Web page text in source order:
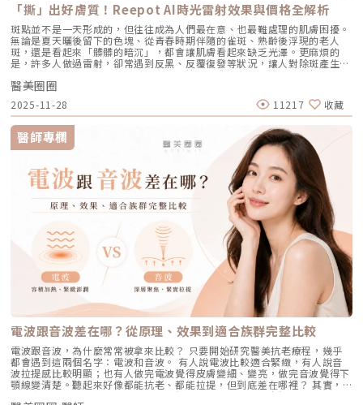
低，並獲得歐盟CE安全認證。Profhilo璞菲洛是突破傳統玻尿酸觀念的療
程，不以填充為主，而是提升肌膚自癒力與膚質的「逆時針保養」新選擇。
如果你渴望不影響生活的微創保養，並希望從根本改善膚質，Profhilo 絕
對值得你列入考量。在選擇療程前，務必諮詢專業醫師，評估自身膚況與適
合方案，才能真正達到年輕又自然的理想狀態。選擇合法診所、專業醫師與
原廠產品，是安全變美的不二法門。★溫馨提醒★小編要提醒大家，醫療並
非單純的商業交易，所有的療程都伴隨著風險。因此，作為消費者應該謹慎
選擇合適的醫療方案，以確保安全與健康。
進毛囊正常角化，並大幅減少發炎反應與痤瘡桿菌增生。核心強項：能夠一
次打擊痘痘的四大成因，對於嚴重型、結節囊腫型痘痘，或是對其他治療
（包含抗生素、外用藥膏）無效的頑固型痘痘，具有極高的治癒率與長效
性。需注意事項：伴隨較明顯的副作用，最常見包含嘴唇乾裂、皮膚乾燥脫
皮、眼睛乾澀等。此外，孕婦絕對禁用（具致畸胎性），療程期間需配合醫
師定期抽血監測肝功能與血脂，且通常需持續服用數個月至一年以上以達到
標準的累積劑量。CAPRI 藍雷射與 AviClear 戰痘雷射最主要的差異，在於
「雷射波長」與「對油脂的吸收破壞力」。簡單來說，藍雷射主打「控油加
殺菌」的雙效機制，適合用來對付輕中度的痘痘與毛孔粗大問題；而
1726nm 的戰痘雷射則是專為「阻斷皮脂腺」而生，能精準且深度地破壞
出油源頭，因此更適合用來拯救中重度發炎、滿臉油光，以及長年反覆發作
的頑固型痘痘肌。誰最適合打 AviClear 戰痘雷射？如果符合以下任一情
況，AviClear 將會是非常值得評估的投資： 口服藥物恐懼或不適應者：曾
經吃過口服 A 酸但無法忍受乾燥脫皮，或是抽血發現肝指數異常而被迫停藥
的人。 備孕中或哺乳中的女性：口服 A 酸有強烈的致畸胎性，停藥後仍需
避孕一段時間；而戰痘雷射純粹是物理性光電治療，對全身系統無影響（但
孕婦本身基於安全考量，雷射療程前仍須經醫師評估）。 滿臉油光、毛孔
粗大者：即使目前沒有嚴重的發炎痘痘，但深受「中東油田」困擾，希望從
根本減少出油量的人。 作息不正常、壓力型成人痘：針對因為熬夜、壓力
大導致賀爾蒙波動，進而反覆在下巴、兩頰爆發的成人痘，精準破壞皮脂腺
能有效阻斷復發。 深色肌膚患者：過去許多雷射（如脈衝光、某些淨膚雷
射）在深色肌膚上容易引發熱傷害或色素沉澱（反黑）。AviClear 的
1726nm 波長針對的是「油脂」而非「黑色素」，因此適用於 Fitzpatrick
膚色分類的 I 到 VI 型（包含極深色肌膚），安全性極高。AviClear 戰痘雷
射 常見 QA 總整理在決定進行療程前，大家心中難免還有一些疑問。我們
整理了討論度最高的幾個問題：Q1：打 AviClear 戰痘雷射會痛嗎？需要敷
麻藥嗎？A：疼痛度極低，多數患者甚至不需要敷麻藥！怕痛的人有福了！
AviClear 搭載了專利的「AviCool™ 藍寶石冷卻技術」，探頭在雷射擊發的
前、中、後都會持續為肌膚表面降溫。治療過程中，主要會感覺到探頭冰冰
涼涼的，伴隨輕微的溫熱感或是像被橡皮筋輕彈的感覺。相較於傳統雷射或
手工清粉刺的痛楚，整體舒適度大幅提升，輕鬆就能完成療程。Q2：我現
在正在吃口服 A 酸，可以打 AviClear 嗎？A：建議先與主治醫師討論。一
般來說，口服 A 酸會讓皮膚變得比較薄且脆弱。多數醫師會建議在停用口服
A 酸至少 1 到 3 個月後，讓皮膚屏障稍微恢復，再來進行雷射治療會比較
安全。Q3：如果我只有局部（例如下巴）長痘痘，可以只打局部嗎？A：通
壞皮脂膜時，蟎蟲就會大量異常繁殖。牠們會啃食皮脂、進出毛囊，蟲體的
排泄物與屍體會引發毛囊發炎，進而把毛孔撐大。如何從日常居家保養穩住
毛孔不失控？雖然保養品無法讓已經擴大的毛孔完全「縮回」，但正確的居
家保養，能幫助控制毛孔不再進一步擴張，並改善整體膚質的平滑度。1. 溫
和清潔，不過度刺激：選擇胺基酸系等溫和潔顏產品，一天清潔 1～2 次即
可。避免頻繁使用磨砂或強力去角質產品，以減少對皮膚屏障的刺激。2. 適
度使用酸類，幫助代謝角質：對於油脂分泌較旺或粉刺型毛孔，可在醫師或
專業建議下使用酸類保養品： 水楊酸（BHA）：脂溶性，能深入毛孔幫助
油脂代謝，常用於黑頭與粉刺調理。 果酸（AHA，如甘醇酸、乳酸）：主要
作用於表層角質更新，改善肌膚粗糙。 杏仁酸：屬於果酸的一種但兼具親
脂特性，屬較溫和的酸類選擇。3. 抗老成分 A醇（Retinol）：A醇是目前研
究較完整的抗老成分之一，可促進表皮更新，並間接支持膠原蛋白生成，對
於老化型毛孔與膚質粗糙有一定幫助。但 A醇具有刺激性，建議採取低濃
度、循序漸進方式建立耐受。4. 防曬是關鍵保護：紫外線是造成膠原蛋白流
失與肌膚老化的重要因素之一。長期日曬會加速毛孔鬆弛，因此無論晴雨都
應確實做好防曬（塗抹防曬乳或物理性遮蔽）。醫美療程如何精準對抗毛孔
粗大？如果你期待的是肉眼可見的改善幅度，相比起日常保養，專業的醫美
療程通常會是更直接且具效率的選擇之一。隨著醫美科技的不斷進步，針對
不同成因的毛孔問題都有相對應的解方！1. 溫和深層清潔：海菲秀
（HydraFacial）原理：屬於非侵入性的保養。利用專利的負壓水渦流技
術，溫和無痛地吸出毛孔深層的黑頭、白頭粉刺與多餘皮脂，同時導入高濃
度的保濕與抗氧化精華。適合誰：出油粉刺型毛孔、怕痛不敢打雷射、想作
為重要活動前的急救保養者。效果與特色：做完當下皮膚立刻感受到「會呼
吸」的潔淨感，毛孔因為髒污被清空並喝飽水，視覺上會立刻變得細緻，且
無恢復期。2. 光電雷射：皮秒雷射（搭配特殊透鏡）原理：皮秒雷射
（Pico Laser）是目前詢問度最高的縮毛孔療程。核心在於加上了「蜂巢透
鏡」或「聚焦透鏡」。這能在不破壞表皮的情況下，將雷射光束匯聚，在真
皮層產生「空泡效應（LIOB）」。這就像是在皮膚深層進行微小的破壞，
藉此喚醒肌膚的自癒機制，大量刺激膠原蛋白與彈力纖維新生，進而把毛孔
周圍的凹陷給「撐」起來。適合誰：輕中度的老化型毛孔、輕微淺層痘疤、
想同時改善膚色不均與暗沉的人。效果與特色：熱傷害小，術後通常只會紅
腫1~3天，幾乎不影響日常生活。是目前 CP 值極高的定期保養型雷射。3.
重度凹洞救星：UP雷射原理：如果是屬於嚴重的「疤痕/凹洞型毛孔」，皮
秒雷射可能不夠力，這時候就需要汽化型雷射上場。例如 UP雷射
（UltraPulse），它能將能量精準且極深地打入真皮層甚至皮下組織，切斷
「撕」出好膚質！Reepot AI時光雷射效果與價格全解析
斑點並不是一天形成的，但往往成為人們最在意、也最難處理的肌膚困擾。
無論是夏天曬後留下的色塊、從青春時期伴隨的雀斑、熟齡後浮現的老人
斑，還是看起來「髒髒的暗沉」，都會讓肌膚看起來缺乏光澤。更麻煩的
是，許多人做過雷射，卻常遇到反黑、反覆復發等狀況，讓人對除斑產生陰
影。 Reepot AI時光雷射（仿單名為「蕾璞釹雅各雷射系統」，衛部醫器輸
字第 037165 號）自 2025 年 7 月上市後便迅速受到關注，被視為色素治
療領域重要新進展。它重新定義了傳統除斑的思維，將以往以熱能為主的
「燒灼式破壞」，轉變為更精準、更可控的「震碎式處理」，再結合 AI 影
像分析與超冷卻保護，使治療不僅更安全、也更貼近現代人追求的舒適與高
效率。對於過去因反黑、修復期長或效果不均而猶豫的族群而言，Reepot
的出現為除斑帶來全新的可能。 這篇文章就帶你理解Reepot 到底怎麼運
作？和你聽過的皮秒、傳統雷射有什麼不同？誰適合做、誰不適合？效果、
術後照護、價格又是多少呢？希望能讓你在做選擇前，有完整且中立的參
考。為什麼斑點這麼難纏？了解色素成因，是選擇療程前最重要的一步許多
人以為斑點只是「曬太陽造成的色塊」，但實際上臉上的每一顆斑，都可能
有不同來源。色素形成的原因多元，深度位置也不相同，因此在治療上自然
不能以單一方式應對。常見的斑點來源包括：一、紫外線長期累積的影響日
曬會刺激黑色素細胞活躍，形成曬斑、雀斑或不均勻暗沉。二、基因與體質
因素有些人天生黑色素細胞較敏感，斑點更容易在年輕時就出現。三、荷爾
蒙波動包含懷孕、避孕藥、壓力、作息不穩等，都可能使色素活躍，例如熟
知的肝斑。四、發炎後色素沉澱（PIH）痘痘、皮膚受傷、過度刺激後，都
可能留下深淺不一的色沉。以上原因造成斑點呈現不同的「深度」「密度」
與「分布」，也使除斑變得不再只是把黑色素擊散這麼簡單。只要能量不
足，改善有限；能量過強，又可能刺激皮膚，造成修復期延長、色素反應，
甚至讓斑點反覆出現。也因為色素問題本身複雜，傳統除斑療程才會讓人覺
得「效果不一定穩定」。要真正提高治療的成功率，關鍵就在於是否能更精
準、穩定地處理不同深度的黑色素，同時降低熱傷害。什麼是 Reepot AI時
光雷射？從技術重新理解除斑Reepot AI時光雷射是一款以 532 nm 綠光為
基礎，並結合 AI 影像分析的智慧型色素雷射，已通過美國 FDA、韓國
KFDA 與台灣 TFDA 核可。它的設計目的，是讓除斑治療更精準、更安全，
也更符合亞洲膚質對低熱傷害的需求。透過AI智慧影像掃描技術，系統能先
辨識斑點的深度與分布，使能量設定更具科學依據。在治療作用上，
Reepot 搭載超低溫冷卻機制，能在能量擊發的同時以低溫保護皮膚，降低
醫美圈圈
2025-11-28 11217 收藏
醫師專欄
電波跟音波差在哪？從原理、效果到適合族群完整比較
電波跟音波，為什麼常常被拿來比較？ 只要開始研究醫美抗老療程，幾乎
都會遇到這兩個名字：電波和音波。 有人說電波比較適合緊緻，有人說音
波拉提感比較明顯；也有人做完電波覺得皮膚變細、變亮，做完音波覺得下
顎線變清楚。聽起來好像都能抗老、都能拉提，但到底差在哪裡？ 其實，
電波和音波最大的差別，不是「哪一個比較厲害」，而是它們使用的能量不